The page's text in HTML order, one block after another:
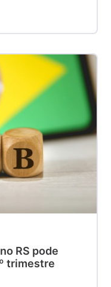
RS pode
trimestre